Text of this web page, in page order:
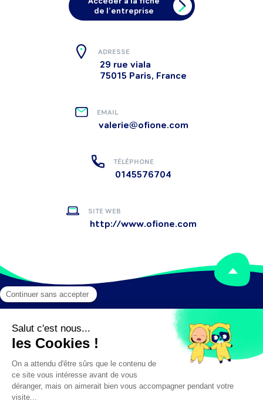
de l’entreprise
ADRESSE
29 rue viala
75015 Paris, France
EMAIL
valerie@ofione.com
TÉLÉPHONE
0145576704
SITE WEB
http://www.ofione.com
Mentions légales